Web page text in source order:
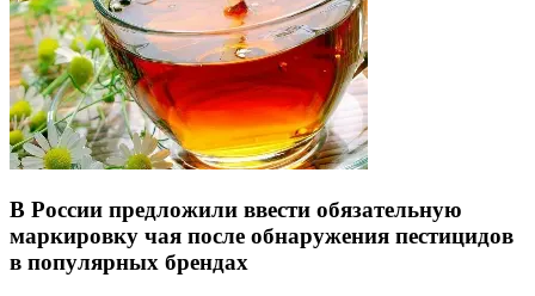
В России предложили ввести обязательную
маркировку чая после обнаружения пестицидов
в популярных брендах